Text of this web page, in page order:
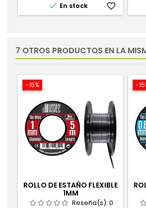
 En stock favorite_border
7 OTROS PRODUCTOS EN LA
-15%
ROLLO DE ESTAÑO FLEXIBLE
1MM
Reseña(s): 0
-